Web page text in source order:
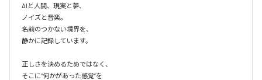
AIと人間、現実と夢、
ノイズと音楽。
名前のつかない境界を、
静かに記録しています。
正しさを決めるためではなく、
そこに“何かがあった感覚”を